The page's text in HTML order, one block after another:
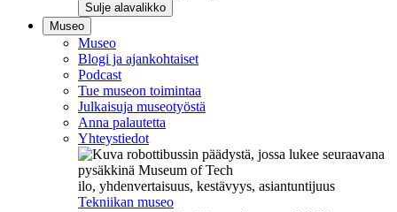
Sulje alavalikko
Museo
Museo
Blogi ja ajankohtaiset
Podcast
Tue museon toimintaa
Julkaisuja museotyöstä
Anna palautetta
Yhteystiedot
ilo, yhdenvertaisuus, kestävyys, asiantuntijuus
Tekniikan museo